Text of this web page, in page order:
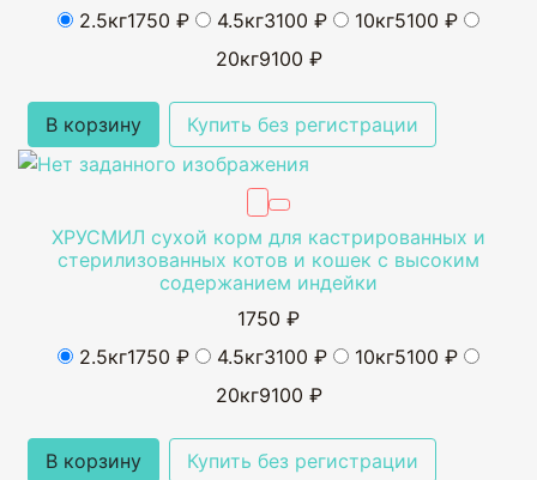
2.5кг1750 ₽ 4.5кг3100 ₽ 10кг5100 ₽
20кг9100 ₽
В корзину Купить без регистрации
ХРУСМИЛ сухой корм для кастрированных и
стерилизованных котов и кошек с высоким
содержанием индейки
1750 ₽
2.5кг1750 ₽ 4.5кг3100 ₽ 10кг5100 ₽
20кг9100 ₽
В корзину Купить без регистрации